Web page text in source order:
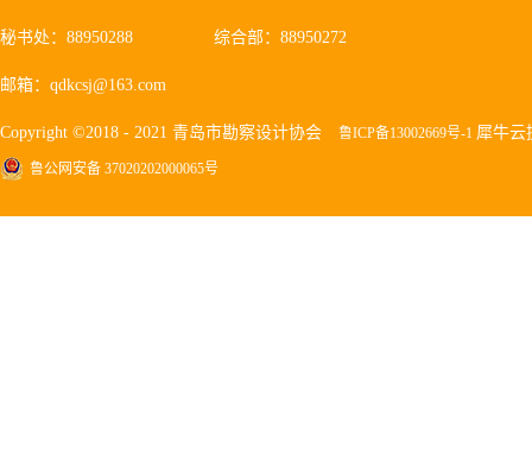
秘书处：88950288 综合部：88950272
邮箱：qdkcsj@163.com
Copyright ©2018 - 2021 青岛市勘察设计协会 鲁ICP备13002669号-1 犀牛云
鲁公网安备 37020202000065号